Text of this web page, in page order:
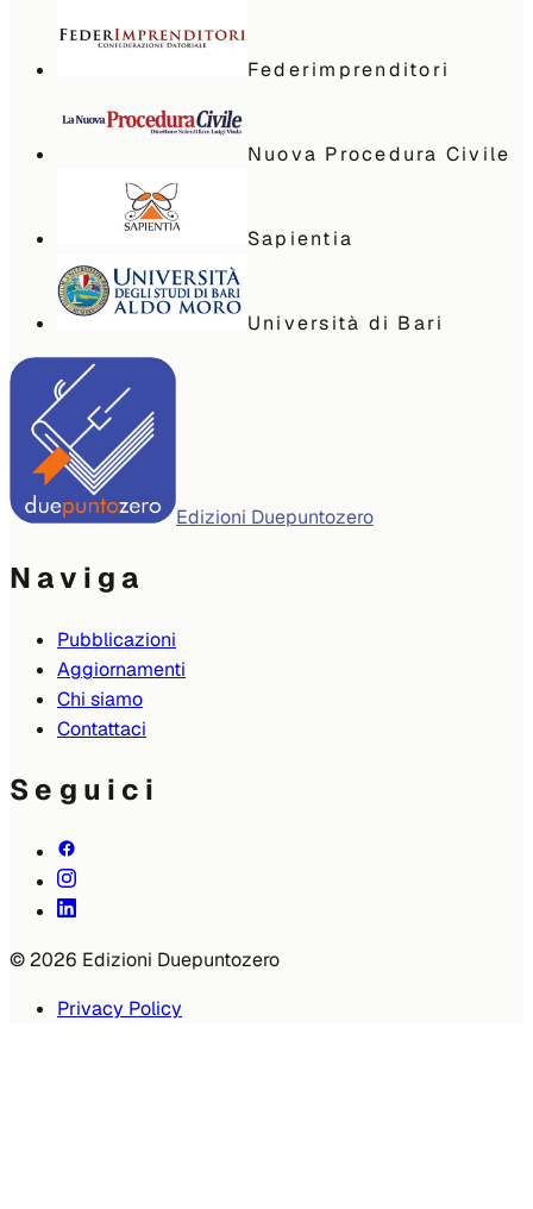
Federimprenditori
Nuova Procedura Civile
Sapientia
Università di Bari
Edizioni Duepuntozero
Naviga
Pubblicazioni
Aggiornamenti
Chi siamo
Contattaci
Seguici
© 2026 Edizioni Duepuntozero
Privacy Policy